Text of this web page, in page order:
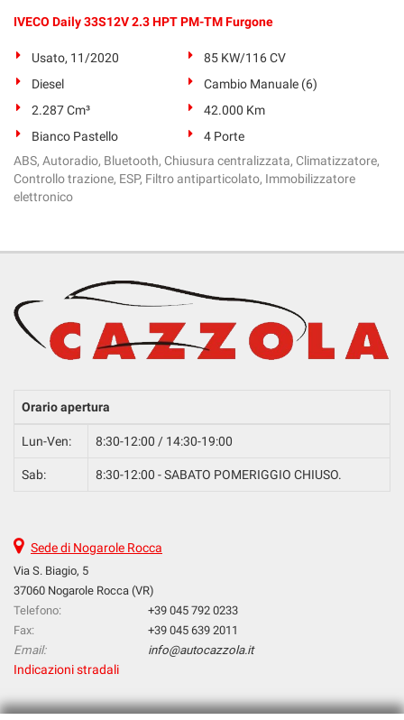
IVECO Daily 33S12V 2.3 HPT PM-TM Furgone
Usato, 11/2020
85 KW/116 CV
Diesel
Cambio Manuale (6)
2.287 Cm³
42.000 Km
Bianco Pastello
4 Porte
ABS, Autoradio, Bluetooth, Chiusura centralizzata, Climatizzatore,
Controllo trazione, ESP, Filtro antiparticolato, Immobilizzatore
elettronico
Orario apertura
Lun-Ven: 8:30-12:00 / 14:30-19:00
Sab: 8:30-12:00 - SABATO POMERIGGIO CHIUSO.
Sede di Nogarole Rocca
Via S. Biagio, 5
37060 Nogarole Rocca (VR)
Telefono:
+39 045 792 0233
Fax:
+39 045 639 2011
Email:
info@autocazzola.it
Indicazioni stradali